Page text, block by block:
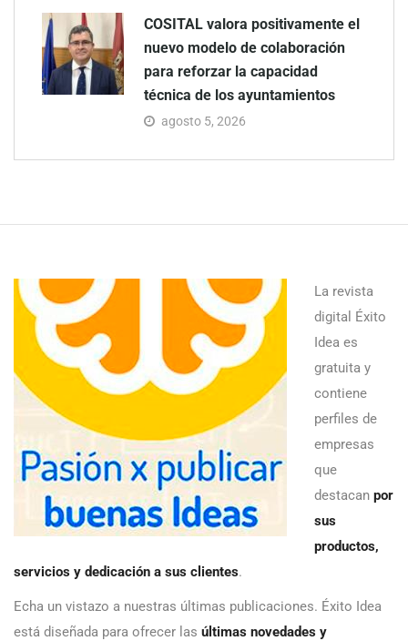
COSITAL valora positivamente el
nuevo modelo de colaboración
para reforzar la capacidad
técnica de los ayuntamientos
agosto 5, 2026
La revista
digital Éxito
Idea es
gratuita y
contiene
perfiles de
empresas
que
destacan por
sus
productos,
servicios y dedicación a sus clientes.
Echa un vistazo a nuestras últimas publicaciones. Éxito Idea
está diseñada para ofrecer las últimas novedades y